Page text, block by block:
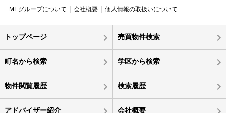
MEグループについて 会社概要 個人情報の取扱いについて
トップページ 売買物件検索
町名から検索 学区から検索
物件閲覧履歴 検索履歴
アドバイザー紹介 会社概要